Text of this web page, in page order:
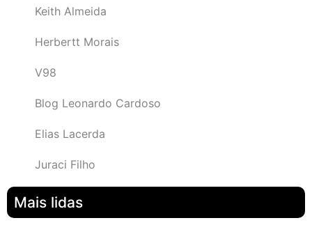
Keith Almeida
Herbertt Morais
V98
Blog Leonardo Cardoso
Elias Lacerda
Juraci Filho
Mais lidas